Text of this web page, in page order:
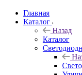
Главная
Каталог
Назад
Каталог